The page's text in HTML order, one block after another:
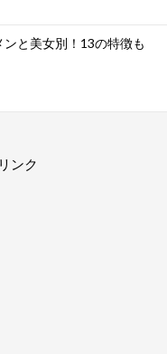
と美女別！13の特徴も
ンク